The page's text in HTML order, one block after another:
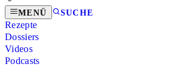
MENÜ SUCHE
Rezepte
Dossiers
Videos
Podcasts